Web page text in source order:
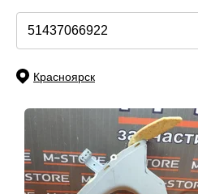
Красноярск